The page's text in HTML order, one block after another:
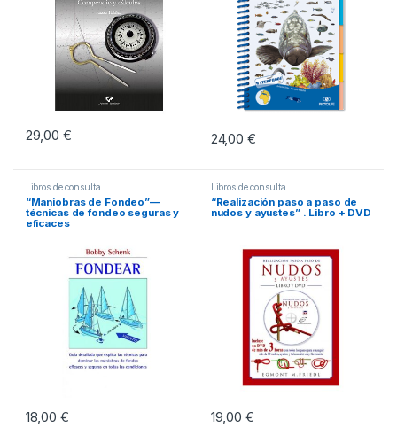
29,00 € 24,00 €
Libros de consulta
“Maniobras de Fondeo”—
técnicas de fondeo seguras y
eficaces
18,00 €
Libros de consulta
“Realización paso a paso de
nudos y ayustes” . Libro + DVD
19,00 €